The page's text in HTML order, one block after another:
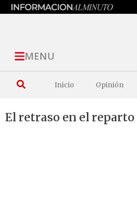
MENU
Inicio Opinión
El retraso en el